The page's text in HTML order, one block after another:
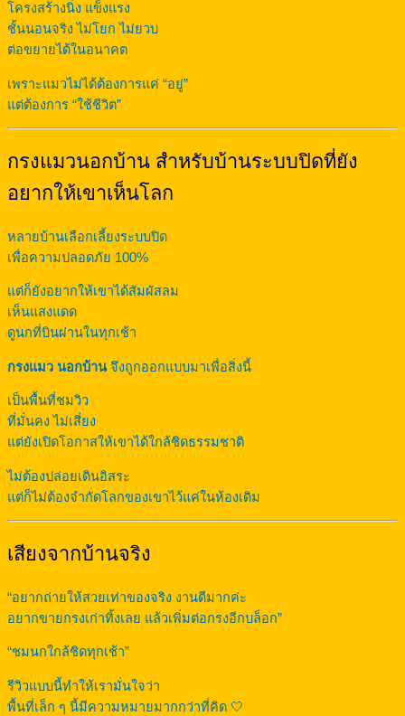
โครงสร้างนิ่ง แข็งแรง
ชั้นนอนจริง ไม่โยก ไม่ยวบ
ต่อขยายได้ในอนาคต
เพราะแมวไม่ได้ต้องการแค่ “อยู่”
แต่ต้องการ “ใช้ชีวิต”
กรงแมวนอกบ้าน สำหรับบ้านระบบปิดที่ยัง
อยากให้เขาเห็นโลก
หลายบ้านเลือกเลี้ยงระบบปิด
เพื่อความปลอดภัย 100%
แต่ก็ยังอยากให้เขาได้สัมผัสลม
เห็นแสงแดด
ดูนกที่บินผ่านในทุกเช้า
กรงแมว นอกบ้านจึงถูกออกแบบมาเพื่อสิ่งนี้
เป็นพื้นที่ชมวิว
ที่มั่นคง ไม่เสี่ยง
แต่ยังเปิดโอกาสให้เขาได้ใกล้ชิดธรรมชาติ
ไม่ต้องปล่อยเดินอิสระ
แต่ก็ไม่ต้องจำกัดโลกของเขาไว้แค่ในห้องเดิม
เสียงจากบ้านจริง
“อยากถ่ายให้สวยเท่าของจริง งานดีมากค่ะ
อยากขายกรงเก่าทิ้งเลย แล้วเพิ่มต่อกรงอีกบล็อก”
“ชมนกใกล้ชิดทุกเช้า”
รีวิวแบบนี้ทำให้เรามั่นใจว่า
พื้นที่เล็ก ๆ นี้มีความหมายมากกว่าที่คิด 🤍